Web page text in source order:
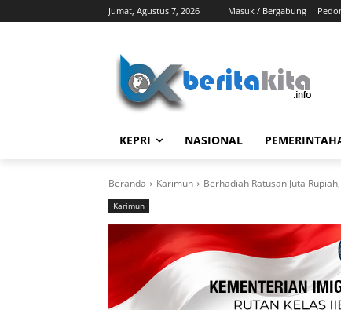
Jumat, Agustus 7, 2026 Masuk / Bergabung
KEPRI NASIONAL
Beranda Karimun Berhadiah Ratusan Juta
Karimun